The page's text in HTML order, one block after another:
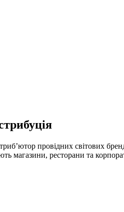
провідних світових
магазини, ресторани та